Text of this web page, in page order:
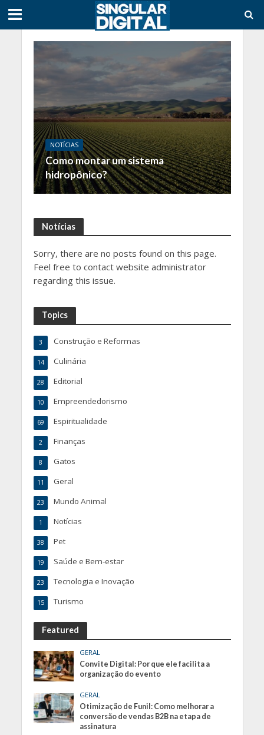
NOTÍCIAS
Como montar um sistema
hidropônico?
Notícias
Sorry, there are no posts found on this page.
Feel free to contact website administrator
regarding this issue.
Topics
Construção e Reformas
3
Culinária
14
Editorial
28
Empreendedorismo
10
Espiritualidade
69
Finanças
2
Gatos
8
Geral
11
Mundo Animal
23
Notícias
1
Pet
38
Saúde e Bem-estar
19
Tecnologia e Inovação
23
Turismo
15
Featured
GERAL
Convite Digital: Por que ele facilita a
organização do evento
GERAL
Otimização de Funil: Como melhorar a
conversão de vendas B2B na etapa de
assinatura